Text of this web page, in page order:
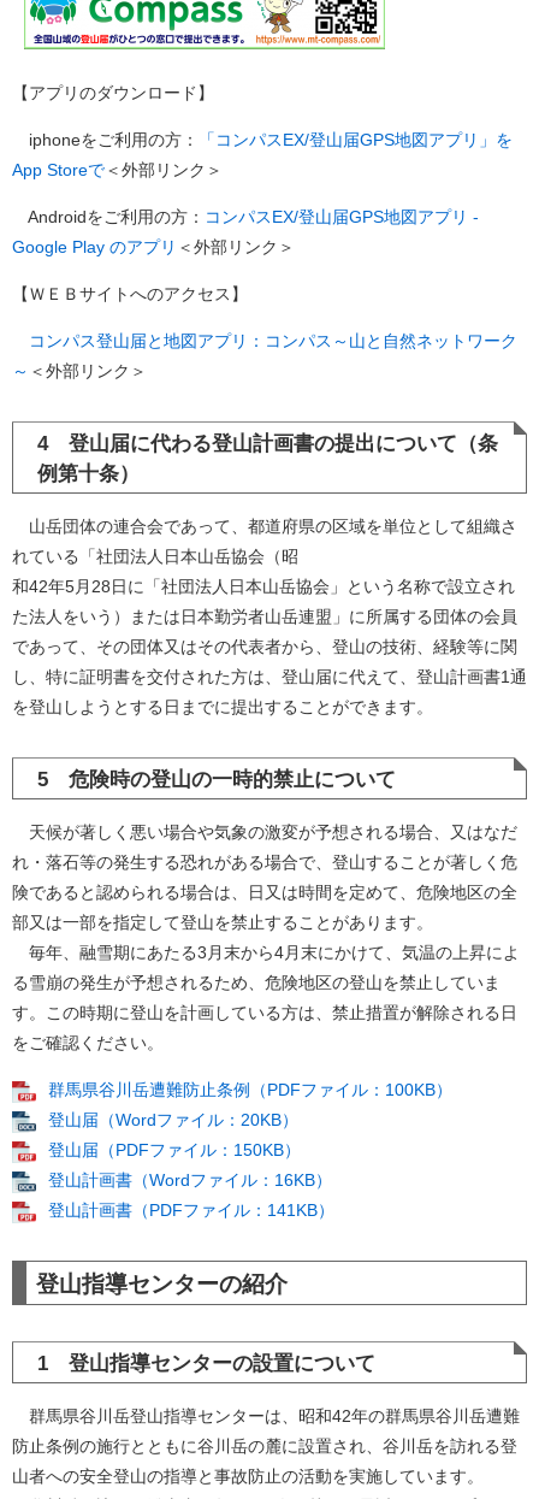
【アプリのダウンロード】
iphoneをご利用の方：
「コンパスEX/登山届GPS地図アプリ」を
App Storeで＜外部リンク＞
Androidをご利用の方： コンパスEX/登山届GPS地図アプリ -
Google Play のアプリ ＜外部リンク＞
【ＷＥＢサイトへのアクセス】
コンパス登山届と地図アプリ：コンパス～山と自然ネットワーク
～ ＜外部リンク＞
4 登山届に代わる登山計画書の提出について（条
例第十条）
山岳団体の連合会であって、都道府県の区域を単位として組織さ
れている「社団法人日本山岳協会（昭
和42年5月28日に「社団法人日本山岳協会」という名称で設立され
た法人をいう）または日本勤労者山岳連盟」に所属する団体の会員
であって、その団体又はその代表者から、登山の技術、経験等に関
し、特に証明書を交付された方は、登山届に代えて、登山計画書1通
を登山しようとする日までに提出することができます。
5 危険時の登山の一時的禁止について
天候が著しく悪い場合や気象の激変が予想される場合、又はなだ
れ・落石等の発生する恐れがある場合で、登山することが著しく危
険であると認められる場合は、日又は時間を定めて、危険地区の全
部又は一部を指定して登山を禁止することがあります。
毎年、融雪期にあたる3月末から4月末にかけて、気温の上昇によ
る雪崩の発生が予想されるため、危険地区の登山を禁止していま
す。この時期に登山を計画している方は、禁止措置が解除される日
をご確認ください。
群馬県谷川岳遭難防止条例（PDFファイル：100KB）
登山届（Wordファイル：20KB）
登山届（PDFファイル：150KB）
登山計画書（Wordファイル：16KB）
登山計画書（PDFファイル：141KB）
登山指導センターの紹介
1 登山指導センターの設置について
群馬県谷川岳登山指導センターは、昭和42年の群馬県谷川岳遭難
防止条例の施行とともに谷川岳の麓に設置され、谷川岳を訪れる登
山者への安全登山の指導と事故防止の活動を実施しています。